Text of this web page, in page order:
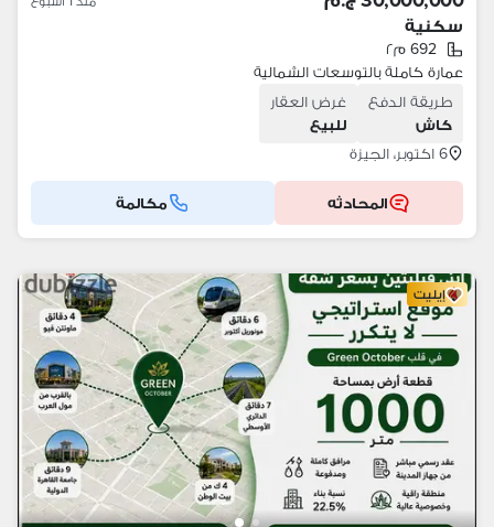
سكنية
692 م٢
عمارة كاملة بالتوسعات الشمالية
طريقة الدفع
كاش
غرض العقار
للبيع
6 اكتوبر، الجيزة
المحادثه مكالمة
إيليت